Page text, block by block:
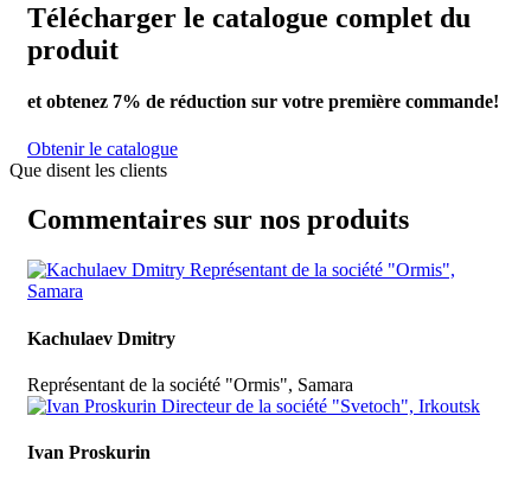
Télécharger le catalogue complet du
produit
et obtenez 7% de réduction sur votre première commande!
Obtenir le catalogue
Que disent les clients
Commentaires sur nos produits
Kachulaev Dmitry
Représentant de la société "Ormis", Samara
Ivan Proskurin